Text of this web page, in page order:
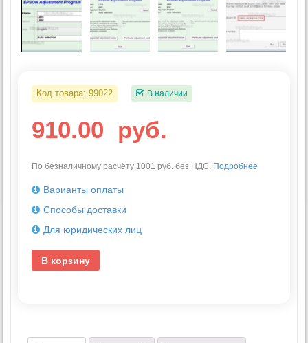
Код товара: 99022 В наличии
910.00 руб.
По безналичному расчёту 1001 руб. без НДС. Подробнее
Варианты оплаты
Способы доставки
Для юридических лиц
В корзину